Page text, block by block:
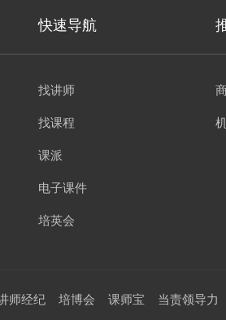
快速导航
找讲师
找课程
课派
电子课件
培英会
师经纪 培博会 课师宝 当责领导力